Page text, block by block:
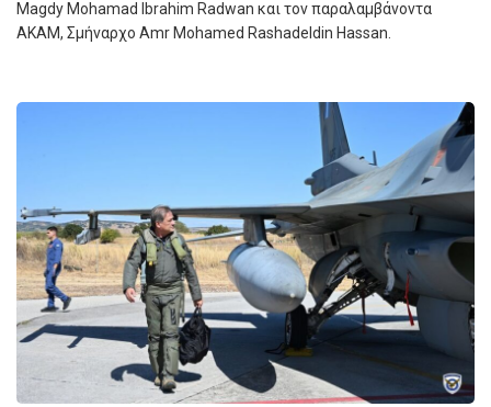
Magdy Mohamad Ibrahim Radwan και τον παραλαμβάνοντα
ΑΚΑΜ, Σμήναρχο Amr Mohamed Rashadeldin Hassan.